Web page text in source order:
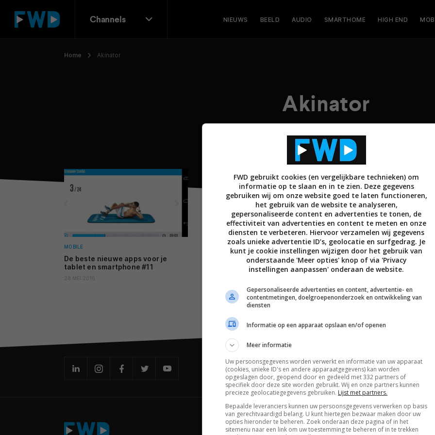
Channels NIEUWS BEELD AUDIO SMARTHOME HIGH END
Home Akinator
Akinator
MOBILE
De beste nieuwe apps voor je
tablet en smartphone #11
28 MEI 2016
De laatste updates in je mailbox
Channels
FWD gebruikt cookies (en vergelijkbare technieken) om
informatie op te slaan en in te zien. Deze gegevens
gebruiken wij om onze website goed te laten functioneren,
het gebruik van de website te analyseren,
gepersonaliseerde content en advertenties te tonen, de
effectiviteit van advertenties en content te meten en onze
diensten te verbeteren. Hiervoor verzamelen wij gegevens
zoals unieke advertentie ID’s, geolocatie en surfgedrag. Je
kunt je cookie instellingen wijzigen door het gebruik van
onderstaande 'Meer opties' knop of via 'Privacy
instellingen aanpassen' onderaan de website.
Gepersonaliseerde advertenties en content, advertentie- en
contentmetingen, doelgroepenonderzoek en ontwikkeling van
diensten
Informatie op een apparaat opslaan en/of openen
Meer informatie
Uw persoonsgegevens worden verwerkt en informatie van uw apparaat
(cookies, unieke ID's en andere apparaatgegevens) kan worden
opgeslagen door, geopend door en gedeeld met 332 partners of
specifiek door deze site worden gebruikt. Wij en onze partners kunnen
precieze geolocatiegegevens gebruiken. Lijst met partners.
Bepaalde leveranciers kunnen uw persoonsgegevens verwerken op basis
van gerechtvaardigd belang. U kunt hiertegen bezwaar maken door uw
opties hieronder te beheren. Zoek onderaan deze pagina of in het
sitemenu naar een link om uw toestemming te beheren of in te trekken